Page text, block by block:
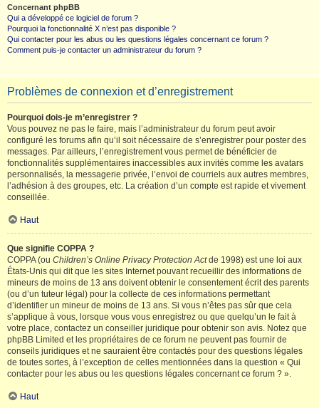
Concernant phpBB
Qui a développé ce logiciel de forum ?
Pourquoi la fonctionnalité X n’est pas disponible ?
Qui contacter pour les abus ou les questions légales concernant ce forum ?
Comment puis-je contacter un administrateur du forum ?
Problèmes de connexion et d’enregistrement
Pourquoi dois-je m’enregistrer ?
Vous pouvez ne pas le faire, mais l’administrateur du forum peut avoir
configuré les forums afin qu’il soit nécessaire de s’enregistrer pour poster des
messages. Par ailleurs, l’enregistrement vous permet de bénéficier de
fonctionnalités supplémentaires inaccessibles aux invités comme les avatars
personnalisés, la messagerie privée, l’envoi de courriels aux autres membres,
l’adhésion à des groupes, etc. La création d’un compte est rapide et vivement
conseillée.
Haut
Que signifie COPPA ?
COPPA (ou Children’s Online Privacy Protection Actde 1998) est une loi aux
États-Unis qui dit que les sites Internet pouvant recueillir des informations de
mineurs de moins de 13 ans doivent obtenir le consentement écrit des parents
(ou d’un tuteur légal) pour la collecte de ces informations permettant
d’identifier un mineur de moins de 13 ans. Si vous n’êtes pas sûr que cela
s’applique à vous, lorsque vous vous enregistrez ou que quelqu’un le fait à
votre place, contactez un conseiller juridique pour obtenir son avis. Notez que
phpBB Limited et les propriétaires de ce forum ne peuvent pas fournir de
conseils juridiques et ne sauraient être contactés pour des questions légales
de toutes sortes, à l’exception de celles mentionnées dans la question « Qui
contacter pour les abus ou les questions légales concernant ce forum ? ».
Haut